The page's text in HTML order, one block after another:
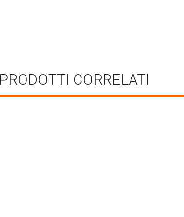
PRODOTTI CORRELATI